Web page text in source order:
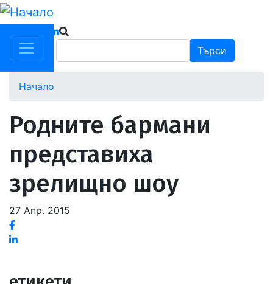
Премини
към
основното
съдържание
Търси
Начало
Родните бармани
представиха
зрелищно шоу
27 Апр. 2015